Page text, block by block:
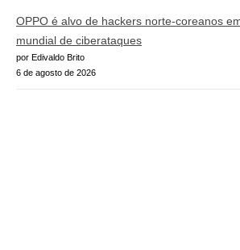
OPPO é alvo de hackers norte-coreanos
mundial de ciberataques
por Edivaldo Brito
6 de agosto de 2026